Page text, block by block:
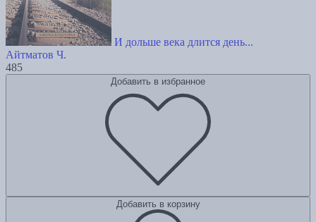
И дольше века длится день...
Айтматов Ч.
485
Добавить в избранное
Добавить в корзину